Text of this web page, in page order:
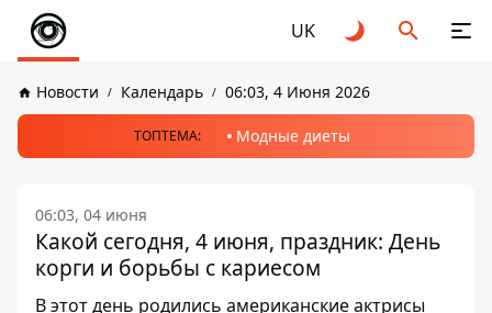
UK
Новости Календарь 06:03, 4 Июня 2026
ТОПТЕМА: Модные диеты
06:03, 04 июня
Какой сегодня, 4 июня, праздник: День
корги и борьбы с кариесом
В этот день родились американские актрисы